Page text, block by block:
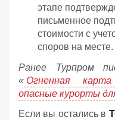
этапе
письменное
стоимости с
споров на месте.
Ранее Турпром
« Огненная
опасные курорты
Если вы остались в